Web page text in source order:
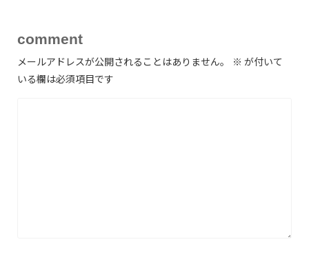
comment
メールアドレスが公開されることはありません。 ※ が付いて
いる欄は必須項目です